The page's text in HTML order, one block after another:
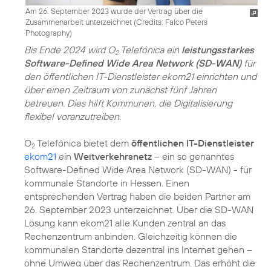
Am 26. September 2023 wurde der Vertrag über die
Zusammenarbeit unterzeichnet (Credits: Falco Peters
Photography)
Bis Ende 2024 wird O2Telefónica ein leistungsstarkes
Software-Defined Wide Area Network (SD-WAN)für
den öffentlichen IT-Dienstleister ekom21 einrichten und
über einen Zeitraum von zunächst fünf Jahren
betreuen. Dies hilft Kommunen, die Digitalisierung
flexibel voranzutreiben.
O2 Telefónica bietet dem öffentlichen IT-Dienstleister
ekom21 ein Weitverkehrsnetz – ein so genanntes
Software-Defined Wide Area Network (SD-WAN) - für
kommunale Standorte in Hessen. Einen
entsprechenden Vertrag haben die beiden Partner am
26. September 2023 unterzeichnet. Über die SD-WAN
Lösung kann ekom21 alle Kunden zentral an das
Rechenzentrum anbinden. Gleichzeitig können die
kommunalen Standorte dezentral ins Internet gehen –
ohne Umweg über das Rechenzentrum. Das erhöht die